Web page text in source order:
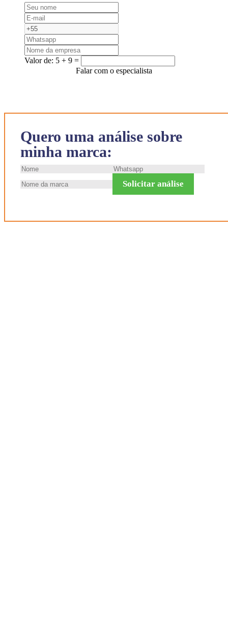
Quero uma análise sobre
minha marca:
Solicitar análise
Valor de: 5 + 9 =
Falar com o especialista